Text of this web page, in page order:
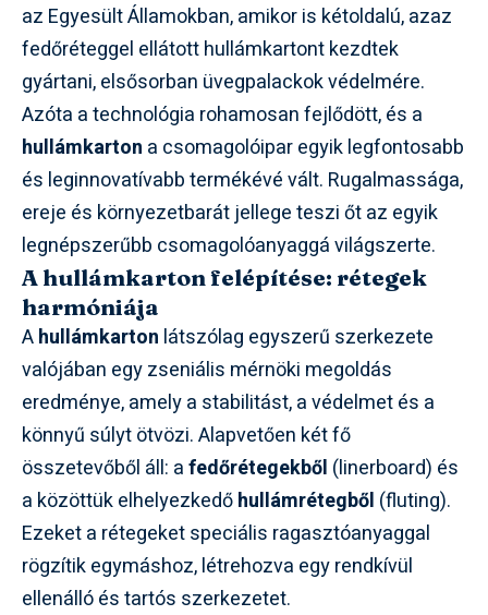
az Egyesült Államokban, amikor is kétoldalú, azaz
fedőréteggel ellátott hullámkartont kezdtek
gyártani, elsősorban üvegpalackok védelmére.
Azóta a technológia rohamosan fejlődött, és a
hullámkarton a csomagolóipar egyik legfontosabb
és leginnovatívabb termékévé vált. Rugalmassága,
ereje és környezetbarát jellege teszi őt az egyik
legnépszerűbb csomagolóanyaggá világszerte.
A hullámkarton felépítése: rétegek
harmóniája
Ahullámkarton látszólag egyszerű szerkezete
valójában egy zseniális mérnöki megoldás
eredménye, amely a stabilitást, a védelmet és a
könnyű súlyt ötvözi. Alapvetően két fő
összetevőből áll: afedőrétegekből (linerboard) és
a közöttük elhelyezkedőhullámrétegből (fluting).
Ezeket a rétegeket speciális ragasztóanyaggal
rögzítik egymáshoz, létrehozva egy rendkívül
ellenálló és tartós szerkezetet.